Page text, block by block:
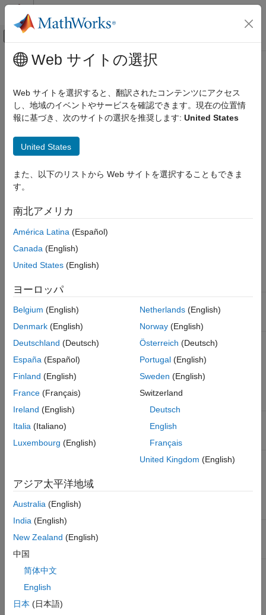
コンテンツへスキップ
オフキャンバス ナビゲーション メ
ドキュメンテーションのホーム
Control Systems
STM32 Microcontroller Blockset
Supported STM32 Processors and Third-
Party Tools
メインコンテンツ
Supported STM32 Processors and
Third-Party Tools
Supported STM32 processors and third-party tools provides
supported by the
MATLAB , STM32CubeMX, STM32CubeProgrammer, and
Supported third-party tools for STM32 Processor Based
Boards (Support package until R2025b)
STM32
Based
9.11
(R2021b)
Based Board
MATLAB
(R2022a)
STM32F7xx,
STM32G4xx,
and
Core) Based
6.4.0
9.13
(R2022b)
support
(R2023a)
and
STM32WBxx
Based
Boards
6.4.0
23.2
(R2023b)
Based Board
MATLAB
(R2024a)
Web サイトの選択
Web サイトを選択すると、翻訳されたコンテンツにアクセス
し、地域のイベントやサービスを確認できます。現在の位置情
報に基づき、次のサイトの選択を推奨します: United States
United States
また、以下のリストから Web サイトを選択することもできま
す。
南北アメリカ
América Latina (Español)
Canada (English)
United States (English)
ヨーロッパ
Belgium (English)
Denmark (English)
Deutschland (Deutsch)
España (Español)
Finland (English)
France (Français)
Ireland (English)
Italia (Italiano)
Luxembourg (English)
Netherlands(English)
Norway(English)
Österreich (Deutsch)
Portugal(English)
Sweden (English)
Switzerland
Deutsch
English
Français
United Kingdom (English)
アジア太平洋地域
Australia (English)
India (English)
New Zealand (English)
中国
简体中文
English
日本 (日本語)